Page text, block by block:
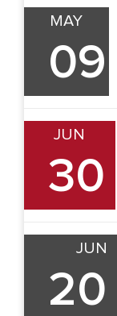
MAY
09
JUN
30
JUN
20